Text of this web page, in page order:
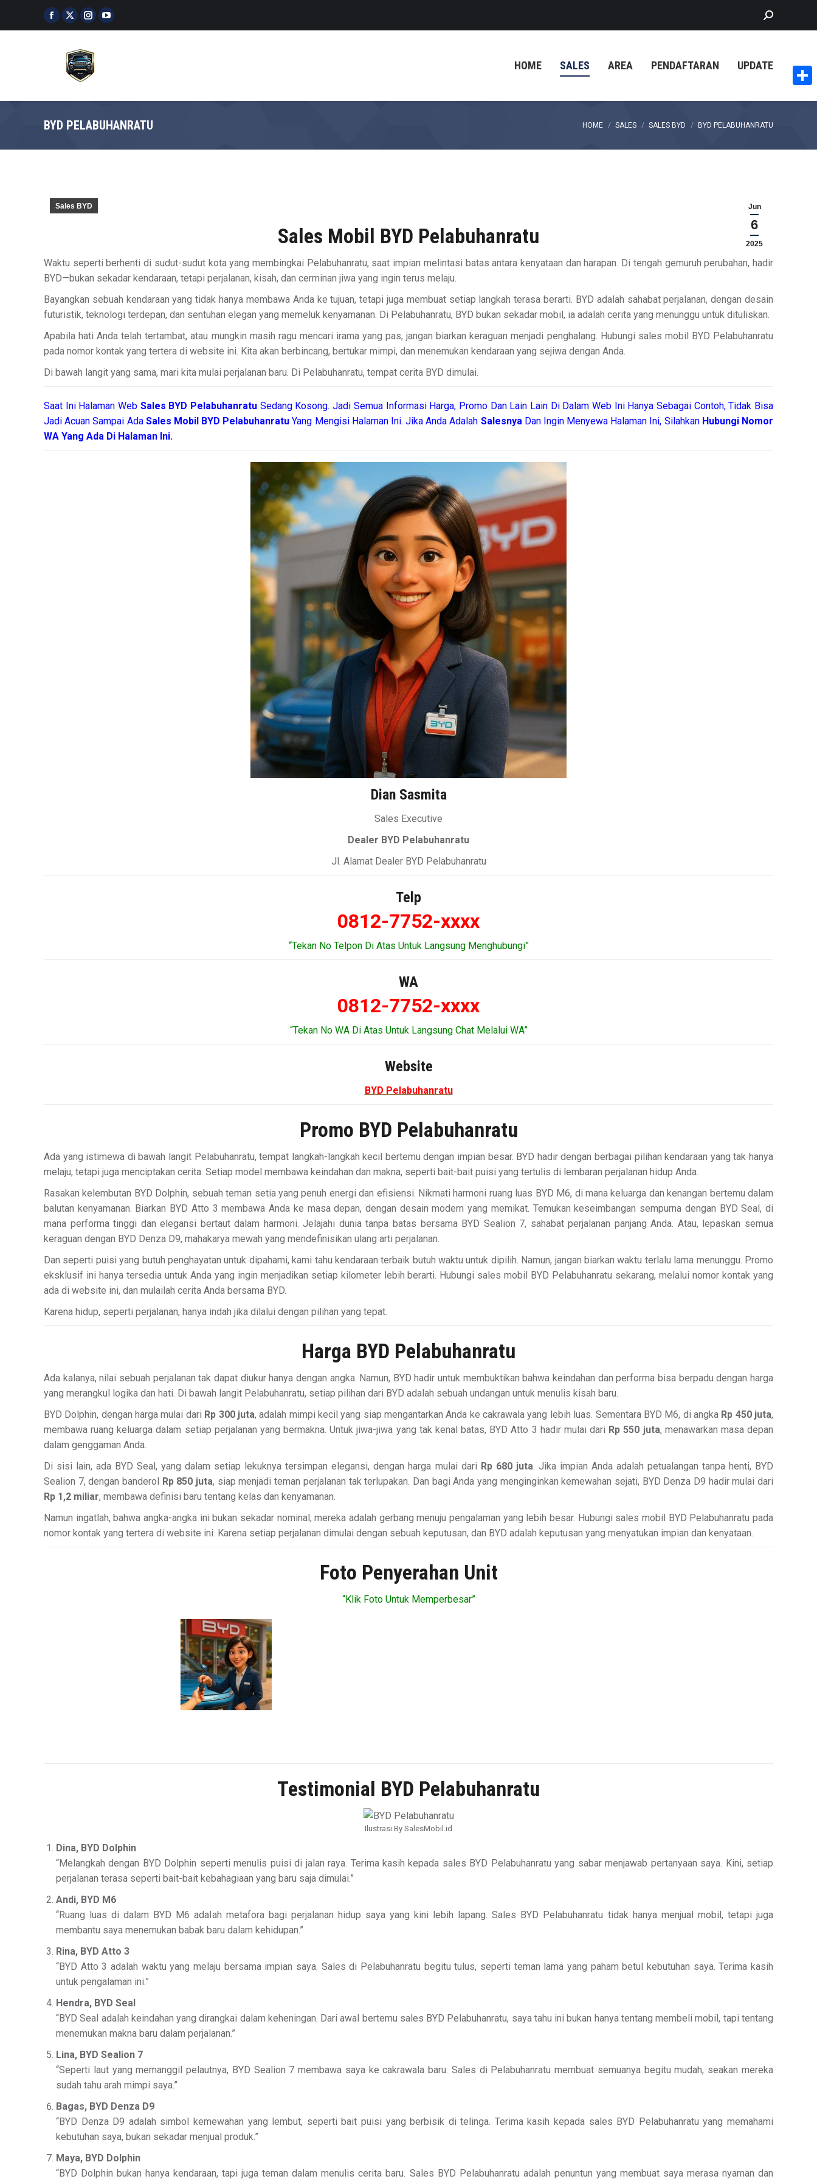
Facebook
opens
window
X
opens
in
new
window
Instagram
opens
in
window
YouTube
window
Search:
HOME SALES AREA PENDAFTARAN UPDATE
BYD PELABUHANRATU You are here:
HOME SALES SALES BYD BYD PELABUHANRATU
Jun
6
2025
Sales BYD
Sales Mobil BYD Pelabuhanratu
Waktu seperti berhenti di sudut-sudut kota yang membingkai Pelabuhanratu, saat impian melintasi batas antara kenyataan dan harapan. Di tengah gemuruh perubahan, hadir
BYD—bukan sekadar kendaraan, tetapi perjalanan, kisah, dan cerminan jiwa yang ingin terus melaju.
Bayangkan sebuah kendaraan yang tidak hanya membawa Anda ke tujuan, tetapi juga membuat setiap langkah terasa berarti. BYD adalah sahabat perjalanan, dengan desain
futuristik, teknologi terdepan, dan sentuhan elegan yang memeluk kenyamanan. Di Pelabuhanratu, BYD bukan sekadar mobil, ia adalah cerita yang menunggu untuk dituliskan.
Apabila hati Anda telah tertambat, atau mungkin masih ragu mencari irama yang pas, jangan biarkan keraguan menjadi penghalang. Hubungi sales mobil BYD Pelabuhanratu
pada nomor kontak yang tertera di website ini. Kita akan berbincang, bertukar mimpi, dan menemukan kendaraan yang sejiwa dengan Anda.
Di bawah langit yang sama, mari kita mulai perjalanan baru. Di Pelabuhanratu, tempat cerita BYD dimulai.
Saat Ini Halaman Web Sales BYD Pelabuhanratu Sedang Kosong. Jadi Semua Informasi Harga, Promo Dan Lain Lain Di Dalam Web Ini Hanya Sebagai Contoh, Tidak Bisa
Jadi Acuan Sampai Ada Sales Mobil BYD PelabuhanratuYang Mengisi Halaman Ini. Jika Anda Adalah SalesnyaDan Ingin Menyewa Halaman Ini, Silahkan Hubungi Nomor
WA Yang Ada Di Halaman Ini.
Dian Sasmita
Sales Executive
Dealer BYD Pelabuhanratu
Jl. Alamat Dealer BYD Pelabuhanratu
Telp
0812-7752-xxxx
“Tekan No Telpon Di Atas Untuk Langsung Menghubungi”
WA
0812-7752-xxxx
“Tekan No WA Di Atas Untuk Langsung Chat Melalui WA”
Website
BYD Pelabuhanratu
Promo BYD Pelabuhanratu
Ada yang istimewa di bawah langit Pelabuhanratu, tempat langkah-langkah kecil bertemu dengan impian besar. BYD hadir dengan berbagai pilihan kendaraan yang tak hanya
melaju, tetapi juga menciptakan cerita. Setiap model membawa keindahan dan makna, seperti bait-bait puisi yang tertulis di lembaran perjalanan hidup Anda.
Rasakan kelembutan BYD Dolphin, sebuah teman setia yang penuh energi dan efisiensi. Nikmati harmoni ruang luas BYD M6, di mana keluarga dan kenangan bertemu dalam
balutan kenyamanan. Biarkan BYD Atto 3 membawa Anda ke masa depan, dengan desain modern yang memikat. Temukan keseimbangan sempurna dengan BYD Seal, di
mana performa tinggi dan elegansi bertaut dalam harmoni. Jelajahi dunia tanpa batas bersama BYD Sealion 7, sahabat perjalanan panjang Anda. Atau, lepaskan semua
keraguan dengan BYD Denza D9, mahakarya mewah yang mendefinisikan ulang arti perjalanan.
Dan seperti puisi yang butuh penghayatan untuk dipahami, kami tahu kendaraan terbaik butuh waktu untuk dipilih. Namun, jangan biarkan waktu terlalu lama menunggu. Promo
eksklusif ini hanya tersedia untuk Anda yang ingin menjadikan setiap kilometer lebih berarti. Hubungi sales mobil BYD Pelabuhanratu sekarang, melalui nomor kontak yang
ada di website ini, dan mulailah cerita Anda bersama BYD.
Karena hidup, seperti perjalanan, hanya indah jika dilalui dengan pilihan yang tepat.
Harga BYD Pelabuhanratu
Ada kalanya, nilai sebuah perjalanan tak dapat diukur hanya dengan angka. Namun, BYD hadir untuk membuktikan bahwa keindahan dan performa bisa berpadu dengan harga
yang merangkul logika dan hati. Di bawah langit Pelabuhanratu, setiap pilihan dari BYD adalah sebuah undangan untuk menulis kisah baru.
BYD Dolphin, dengan harga mulai dari Rp 300 juta, adalah mimpi kecil yang siap mengantarkan Anda ke cakrawala yang lebih luas. Sementara BYD M6, di angka Rp 450 juta,
membawa ruang keluarga dalam setiap perjalanan yang bermakna. Untuk jiwa-jiwa yang tak kenal batas, BYD Atto 3 hadir mulai dari Rp 550 juta, menawarkan masa depan
dalam genggaman Anda.
Di sisi lain, ada BYD Seal, yang dalam setiap lekuknya tersimpan elegansi, dengan harga mulai dari Rp 680 juta. Jika impian Anda adalah petualangan tanpa henti, BYD
Sealion 7, dengan banderol Rp 850 juta, siap menjadi teman perjalanan tak terlupakan. Dan bagi Anda yang menginginkan kemewahan sejati, BYD Denza D9 hadir mulai dari
Rp 1,2 miliar, membawa definisi baru tentang kelas dan kenyamanan.
Namun ingatlah, bahwa angka-angka ini bukan sekadar nominal; mereka adalah gerbang menuju pengalaman yang lebih besar. Hubungi sales mobil BYD Pelabuhanratu pada
nomor kontak yang tertera di website ini. Karena setiap perjalanan dimulai dengan sebuah keputusan, dan BYD adalah keputusan yang menyatukan impian dan kenyataan.
Foto Penyerahan Unit
“Klik Foto Untuk Memperbesar”
Testimonial BYD Pelabuhanratu
Ilustrasi By SalesMobil.id
Dina, BYD Dolphin
“Melangkah dengan BYD Dolphin seperti menulis puisi di jalan raya. Terima kasih kepada sales BYD Pelabuhanratu yang sabar menjawab pertanyaan saya. Kini, setiap
perjalanan terasa seperti bait-bait kebahagiaan yang baru saja dimulai.”
Andi, BYD M6
“Ruang luas di dalam BYD M6 adalah metafora bagi perjalanan hidup saya yang kini lebih lapang. Sales BYD Pelabuhanratu tidak hanya menjual mobil, tetapi juga
membantu saya menemukan babak baru dalam kehidupan.”
Rina, BYD Atto 3
“BYD Atto 3 adalah waktu yang melaju bersama impian saya. Sales di Pelabuhanratu begitu tulus, seperti teman lama yang paham betul kebutuhan saya. Terima kasih
untuk pengalaman ini.”
Hendra, BYD Seal
“BYD Seal adalah keindahan yang dirangkai dalam keheningan. Dari awal bertemu sales BYD Pelabuhanratu, saya tahu ini bukan hanya tentang membeli mobil, tapi tentang
menemukan makna baru dalam perjalanan.”
Lina, BYD Sealion 7
“Seperti laut yang memanggil pelautnya, BYD Sealion 7 membawa saya ke cakrawala baru. Sales di Pelabuhanratu membuat semuanya begitu mudah, seakan mereka
sudah tahu arah mimpi saya.”
Bagas, BYD Denza D9
“BYD Denza D9 adalah simbol kemewahan yang lembut, seperti bait puisi yang berbisik di telinga. Terima kasih kepada sales BYD Pelabuhanratu yang memahami
kebutuhan saya, bukan sekadar menjual produk.”
Maya, BYD Dolphin
“BYD Dolphin bukan hanya kendaraan, tapi juga teman dalam menulis cerita baru. Sales BYD Pelabuhanratu adalah penuntun yang membuat saya merasa nyaman dan